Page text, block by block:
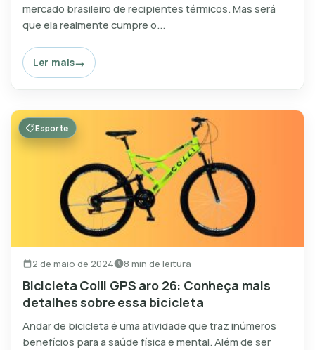
mercado brasileiro de recipientes térmicos. Mas será
que ela realmente cumpre o...
Ler mais
Esporte
2 de maio de 2024 8 min de leitura
Bicicleta Colli GPS aro 26: Conheça mais
detalhes sobre essa bicicleta
Andar de bicicleta é uma atividade que traz inúmeros
benefícios para a saúde física e mental. Além de ser